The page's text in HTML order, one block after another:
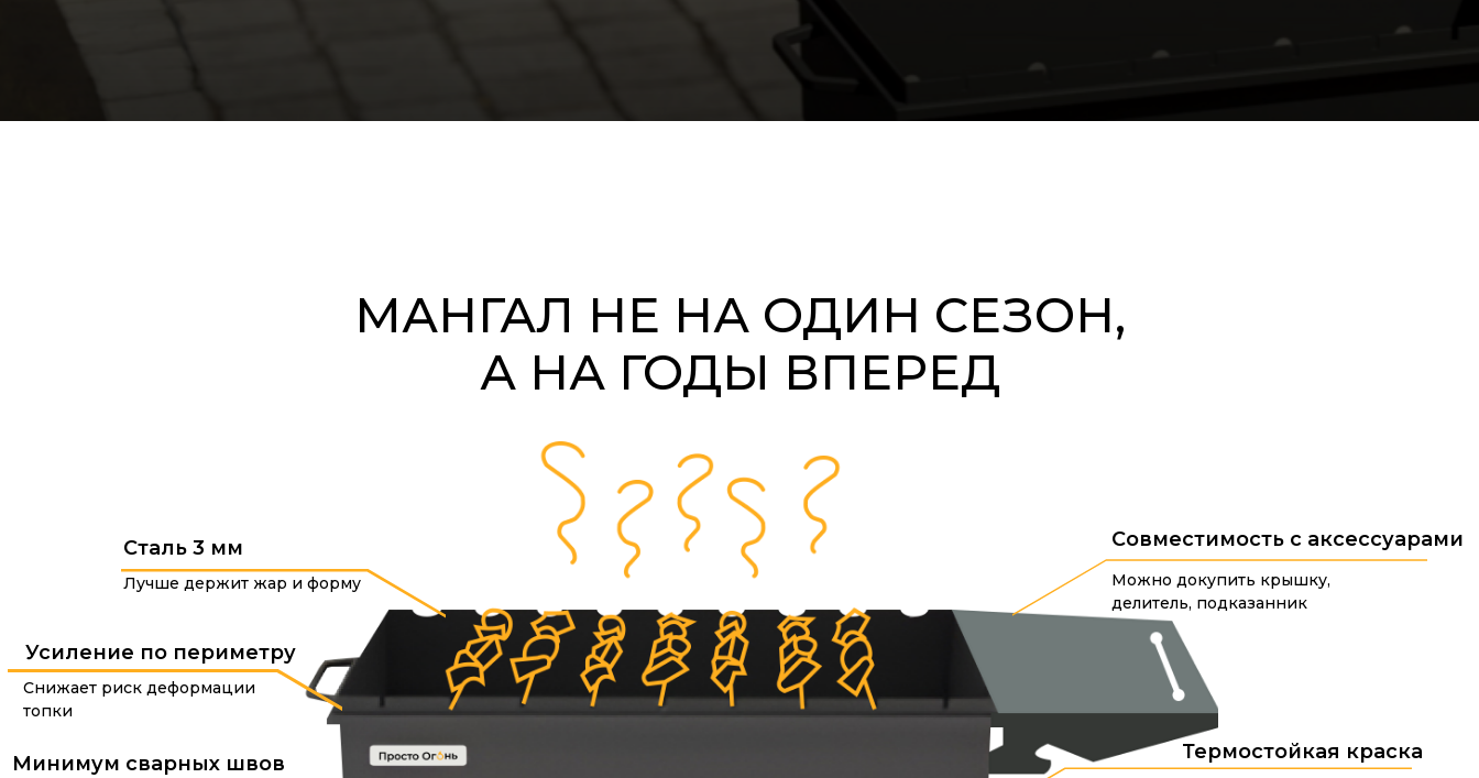
МАНГАЛ НЕ НА ОДИН СЕЗОН,
А НА ГОДЫ ВПЕРЕД
Минимум сварных швов
Снижает риск деформации
топки
Усиление по периметру
Можно докупить крышку,
делитель, подказанник
Совместимость с аксессуарами
Термостойкая краска
Лучше держит жар и форму
Сталь 3 мм